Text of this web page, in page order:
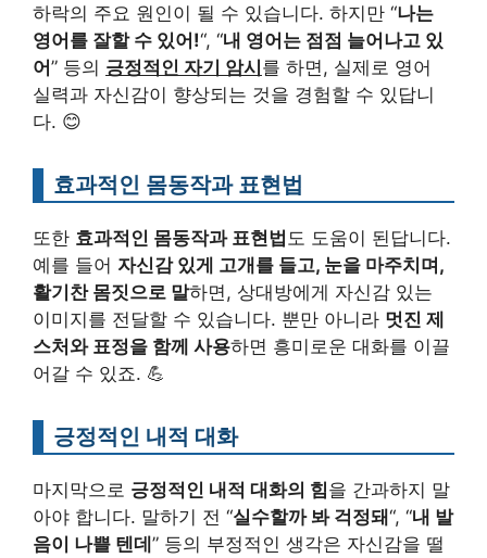
하락의 주요 원인이 될 수 있습니다. 하지만 “나는
영어를 잘할 수 있어!“, “내 영어는 점점 늘어나고 있
어” 등의 긍정적인 자기 암시를 하면, 실제로 영어
실력과 자신감이 향상되는 것을 경험할 수 있답니
다. 😊
효과적인 몸동작과 표현법
또한 효과적인 몸동작과 표현법 도 도움이 된답니다.
예를 들어 자신감 있게 고개를 들고, 눈을 마주치며,
활기찬 몸짓으로 말하면, 상대방에게 자신감 있는
이미지를 전달할 수 있습니다. 뿐만 아니라 멋진 제
스처와 표정을 함께 사용하면 흥미로운 대화를 이끌
어갈 수 있죠. 💪
긍정적인 내적 대화
마지막으로 긍정적인 내적 대화의 힘을 간과하지 말
아야 합니다. 말하기 전 “실수할까 봐 걱정돼“, “내 발
음이 나쁠 텐데” 등의 부정적인 생각은 자신감을 떨